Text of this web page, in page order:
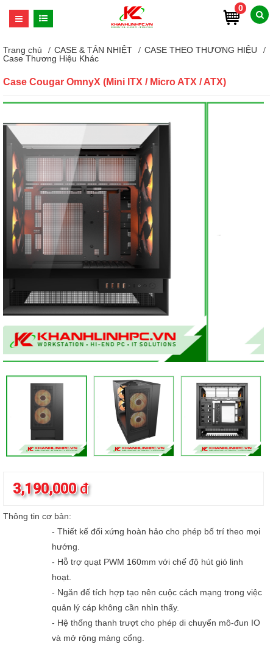
0
Trang chủ CASE & TẢN NHIỆT
CASE THEO THƯƠNG HIỆU
Case Thương Hiệu Khác
Case Cougar OmnyX (Mini ITX / Micro ATX / ATX)
3,190,000đ
Thông tin cơ bản:
- Thiết kế đối xứng hoàn hảo cho phép bố trí theo mọi
hướng.
- Hỗ trợ quạt PWM 160mm với chế độ hút gió linh
hoạt.
- Ngăn đế tích hợp tạo nên cuộc cách mạng trong việc
quản lý cáp không cần nhìn thấy.
- Hệ thống thanh trượt cho phép di chuyển mô-đun IO
và mở rộng mảng cổng.